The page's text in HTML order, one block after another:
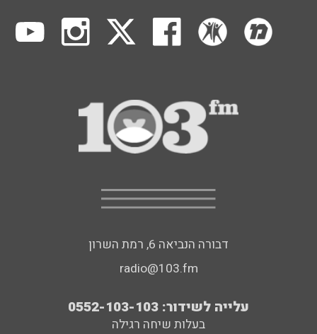
דבורה הנביאה 6, רמת השרון
radio@103.fm
עלייה לשידור: 0552-103-103
בעלות שיחה רגילה